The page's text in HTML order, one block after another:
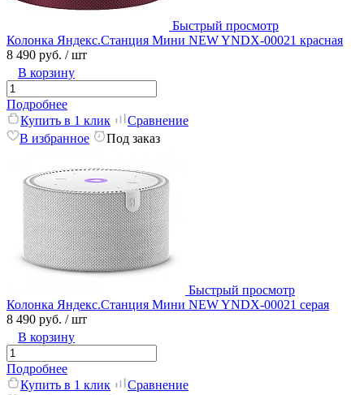
Быстрый просмотр
Колонка Яндекс.Станция Мини NEW YNDX-00021 красная
8 490 руб. / шт
В корзину
Подробнее
Купить в 1 клик
Сравнение
В избранное
Под заказ
Быстрый просмотр
Колонка Яндекс.Станция Мини NEW YNDX-00021 серая
8 490 руб. / шт
В корзину
Подробнее
Купить в 1 клик
Сравнение